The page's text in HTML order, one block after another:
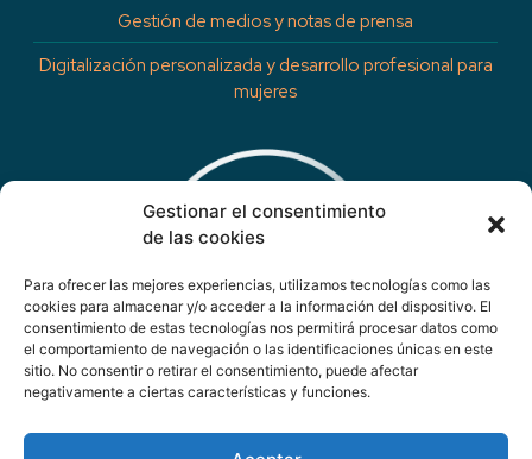
Gestionar el consentimiento
de las cookies
Para ofrecer las mejores experiencias, utilizamos tecnologías como las
cookies para almacenar y/o acceder a la información del dispositivo. El
consentimiento de estas tecnologías nos permitirá procesar datos como
el comportamiento de navegación o las identificaciones únicas en este
sitio. No consentir o retirar el consentimiento, puede afectar
negativamente a ciertas características y funciones.
Gestión de medios y notas de prensa
Digitalización personalizada y desarrollo profesional para
mujeres